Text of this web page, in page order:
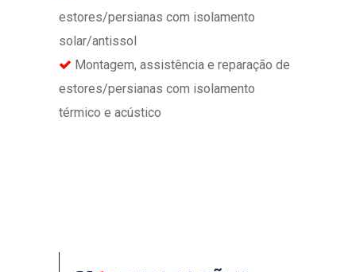
estores/persianas com isolamento
solar/antissol
Montagem, assistência e reparação de
estores/persianas com isolamento
térmico e acústico